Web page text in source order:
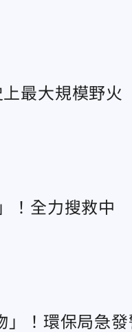
最大規模野火
！全力搜救中
」！環保局急